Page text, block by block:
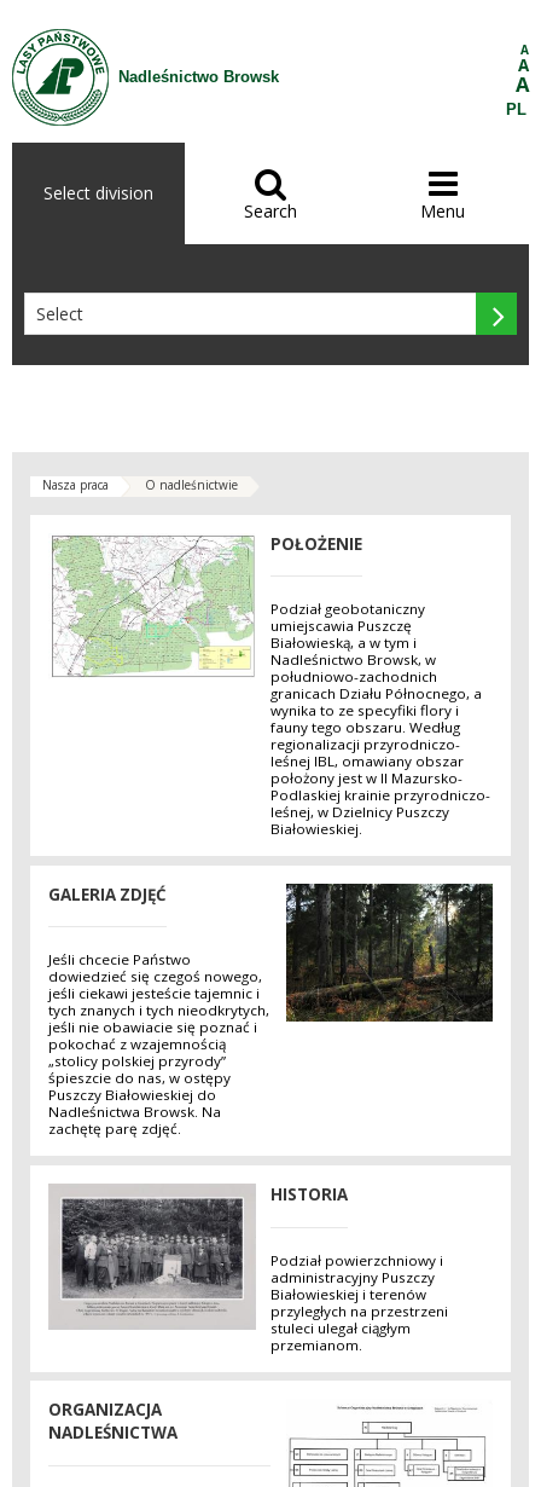
Skip to Content
Nadleśnictwo Browsk
A
A
A
PL
Select division 
Search

Menu

Nasza praca O nadleśnictwie
POŁOŻENIE
Podział geobotaniczny
umiejscawia Puszczę
Białowieską, a w tym i
Nadleśnictwo Browsk, w
południowo-zachodnich
granicach Działu Północnego, a
wynika to ze specyfiki flory i
fauny tego obszaru. Według
regionalizacji przyrodniczo-
leśnej IBL, omawiany obszar
położony jest w II Mazursko-
Podlaskiej krainie przyrodniczo-
leśnej, w Dzielnicy Puszczy
Białowieskiej.
GALERIA ZDJĘĆ
Jeśli chcecie Państwo
dowiedzieć się czegoś nowego,
jeśli ciekawi jesteście tajemnic i
tych znanych i tych nieodkrytych,
jeśli nie obawiacie się poznać i
pokochać z wzajemnością
„stolicy polskiej przyrody”
śpieszcie do nas, w ostępy
Puszczy Białowieskiej do
Nadleśnictwa Browsk. Na
zachętę parę zdjęć.
HISTORIA
Podział powierzchniowy i
administracyjny Puszczy
Białowieskiej i terenów
przyległych na przestrzeni
stuleci ulegał ciągłym
przemianom.
ORGANIZACJA
NADLEŚNICTWA